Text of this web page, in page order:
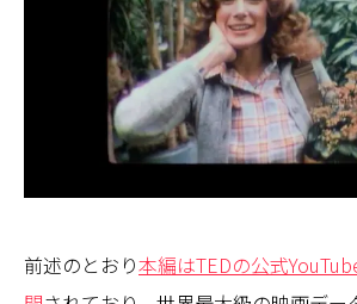
前述のとおり本編はTEDの公式